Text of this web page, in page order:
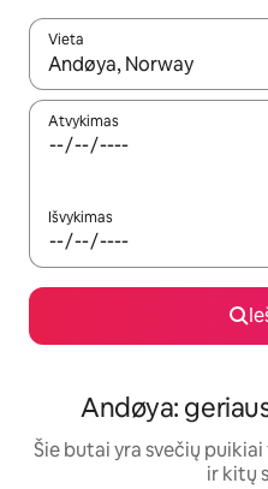
Vieta
Kai pasirodys paieškos
Atvykimas
Išvykimas
Andøya:
Šie butai yra svečių
ir kitų